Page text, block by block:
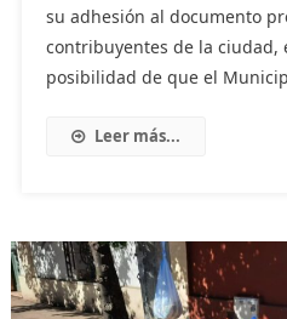
su adhesión al documento
contribuyentes de la ciudad,
posibilidad de que el
Leer más...